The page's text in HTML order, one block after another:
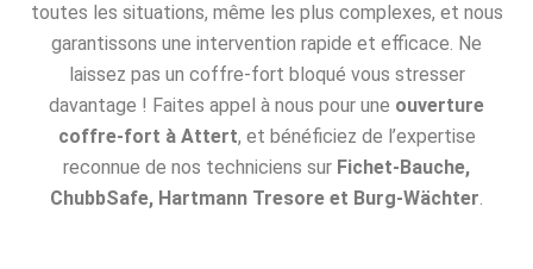
toutes les situations, même les plus complexes, et nous
garantissons une intervention rapide et efficace. Ne
laissez pas un coffre-fort bloqué vous stresser
davantage ! Faites appel à nous pour une ouverture
coffre-fort à Attert, et bénéficiez de l’expertise
reconnue de nos techniciens sur Fichet-Bauche,
ChubbSafe, Hartmann Tresore et Burg-Wächter.